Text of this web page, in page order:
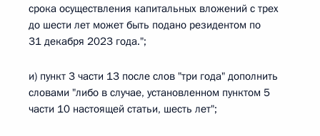
срока осуществления капитальных вложений с трех
до шести лет может быть подано резидентом по
31 декабря 2023 года.";
и) пункт 3 части 13 после слов "три года" дополнить
словами "либо в случае, установленном пунктом 5
части 10 настоящей статьи, шесть лет";